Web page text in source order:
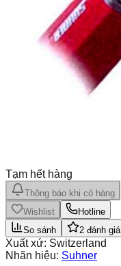
Tạm hết hàng
Thông báo khi có hàng
Wishlist
Hotline
So sánh
2 đánh giá
Xuất xứ: Switzerland
Nhãn hiệu: Suhner